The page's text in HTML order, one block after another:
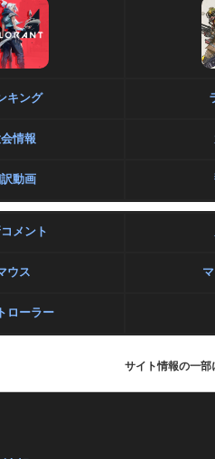
キング
情報
動画
メント
ウス
ローラー
サイト情報の一